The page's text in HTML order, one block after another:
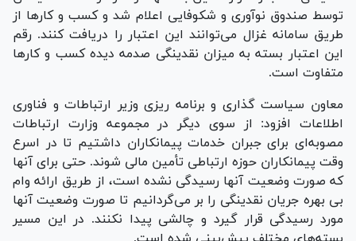
توسط صندوق نوآوری و شکوفایی اعلام شد و کسب و کار‌ها از
طریق سامانه غزال می‌توانند این اعتبار را دریافت کنند. رقم
این اعتبار بسته به میزان نقدینگی صدمه دیده کسب و کار‌ها
متفاوت است.
معاون سیاست گذاری و برنامه ریزی وزیر ارتباطات و فناوری
اطلاعات افزود: از سوی دیگر در مجموعه وزارت ارتباطات
مصوبه‌ای برای جبران خدمات پیمانکاران داشتیم تا در اسرع
وقت پیمانکاران حوزه ارتباطی تأمین مالی شوند. حتی برای آنها
که صورت وضعیت آنها رسیدگی نشده است، از طریق ارائه وام
بی بهره جریان نقدینگی را بر می‌گردانیم تا صورت وضعیت آنها
مورد رسیدگی قرار گیرد و چالشی پیدا نکنند. در این مسیر